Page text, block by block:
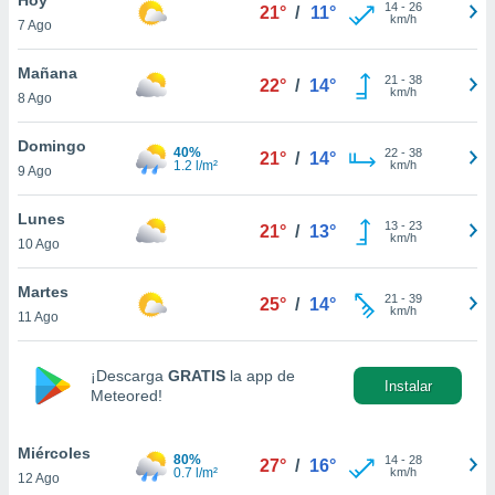
en
más
nuestra
de
aceptar
de
7 Ago
21° / 11° 14- 26
km/h
Mañana
8 Ago
22° / 14° 21 - 38
km/h
Domingo
9 Ago
40%
1.2 l/m²
21° / 14° 22- 38
km/h
Lunes
10 Ago
21° / 13° 13- 23
km/h
Martes
11 Ago
25° / 14° 21 - 39
km/h
¡Descarga GRATIS la app de
Meteored!
Instalar
Miércoles
12 Ago
80%
0.7 l/m²
27° / 16° 14- 28
km/h